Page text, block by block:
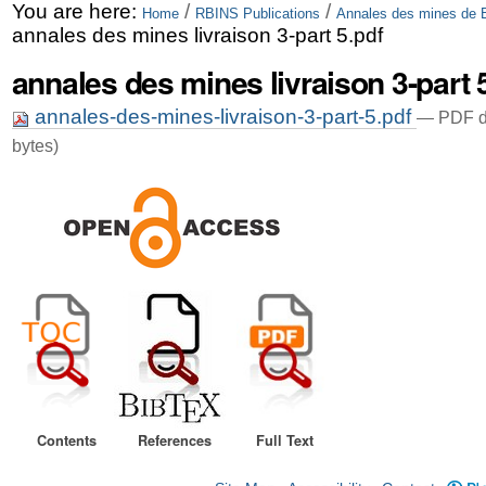
Skip
to
content.
|
Skip
navigation
Personal
tools
You are here: Home / RBINS Publications / Annales des mines de
annales des mines livraison 3-part 5.pdf
annales des mines livraison 3-part
annales-des-mines-livraison-3-part-5.pdf — PDF
bytes)
Contents References Full Text